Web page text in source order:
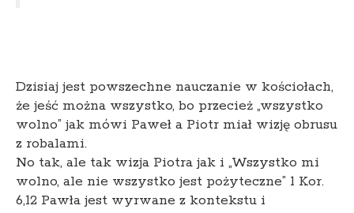
Dzisiaj jest powszechne nauczanie w kościołach,
że jeść można wszystko, bo przecież „wszystko
wolno” jak mówi Paweł a Piotr miał wizję obrusu
z robalami.
No tak, ale tak wizja Piotra jak i „Wszystko mi
wolno, ale nie wszystko jest pożyteczne” 1 Kor.
6,12 Pawła jest wyrwane z kontekstu i